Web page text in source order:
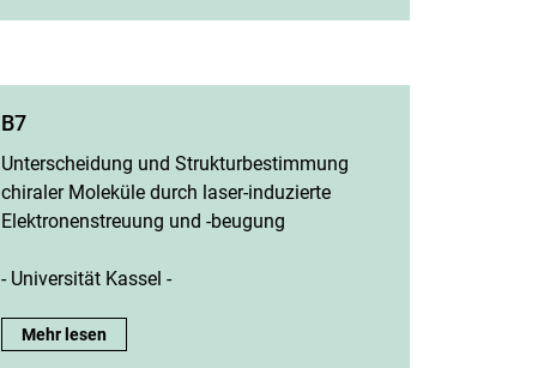
B7
Unterscheidung und Strukturbestimmung
chiraler Moleküle durch laser-induzierte
Elektronenstreuung und -beugung
- Universität Kassel -
B7:
Mehr lesen